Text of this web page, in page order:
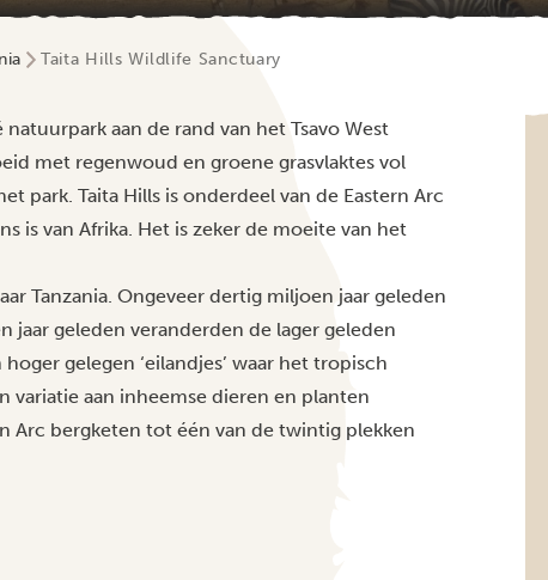
Taita Hills Wildlife Sanctuary
aan de rand van het Tsavo West
met regenwoud en groene grasvlaktes vol
park. Taita Hills is onderdeel van de Eastern Arc
is van Afrika. Het is zeker de moeite van het
Tanzania. Ongeveer dertig miljoen jaar geleden
jaar geleden veranderden de lager geleden
gelegen ‘eilandjes’ waar het tropisch
variatie aan inheemse dieren en planten
Arc bergketen tot één van de twintig plekken